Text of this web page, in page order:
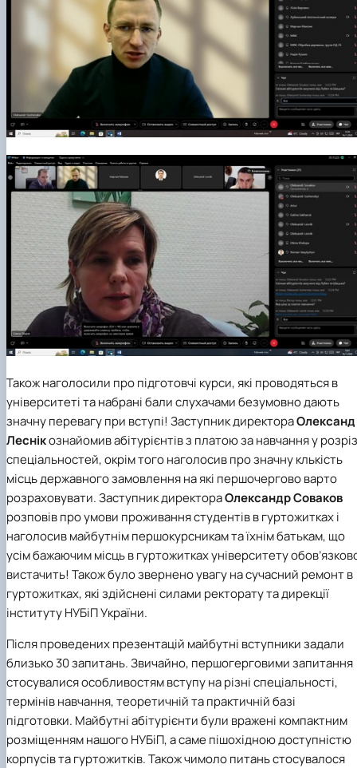
Також наголосили про підготовчі курси, які проводяться в
університеті та набрані бали слухачами безумовно дають
значну перевагу при вступі! Заступник директораОлександ
Леснікознайомив абітурієнтів з платою за навчання у
спеціальностей, окрім того наголосив про значну клькість
місць державного замовлення на які першочергово варто
розраховувати. Заступник директораОлександр Соваков
розповів про умови проживання студентів в гуртожитках і
наголосив майбутнім першокурсникам та їхнім батькам, що
усім бажаючим місць в гуртожитках університету
вистачить! Також було звернено увагу на сучасний ремонт в
гуртожитках, які здійснені силами ректорату та дирекції
інституту НУБіП України.
Після проведених презентацій майбутні вступники задали
близько 30 запитань. Звичайно, першогерговими запитання
стосувалися особливостям вступу на різні спеціальності,
термінів навчання, теоретичній та практичній базі
підготовки. Майбутні абітурієнти були вражені компактним
розміщенням нашого НУБіП, а саме пішохідною доступністю
корпусів та гуртожитків. Також чимоло питань стосувалося